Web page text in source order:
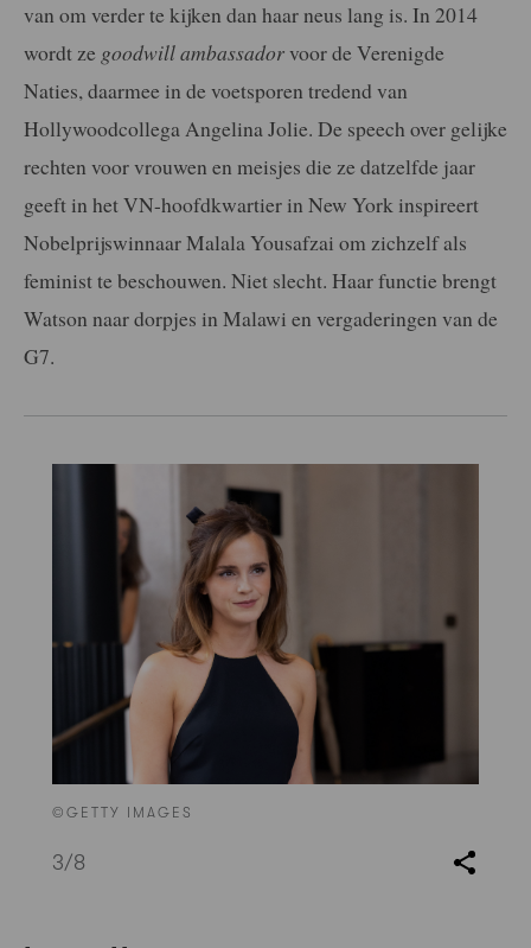
van om verder te kijken dan haar neus lang is. In 2014
wordt ze goodwill ambassadorvoor de Verenigde
Naties, daarmee in de voetsporen tredend van
Hollywoodcollega Angelina Jolie. De speech over gelijke
rechten voor vrouwen en meisjes die ze datzelfde jaar
geeft in het VN-hoofdkwartier in New York inspireert
Nobelprijswinnaar Malala Yousafzai om zichzelf als
feminist te beschouwen. Niet slecht. Haar functie brengt
Watson naar dorpjes in Malawi en vergaderingen van de
G7.
©GETTY IMAGES
3/8